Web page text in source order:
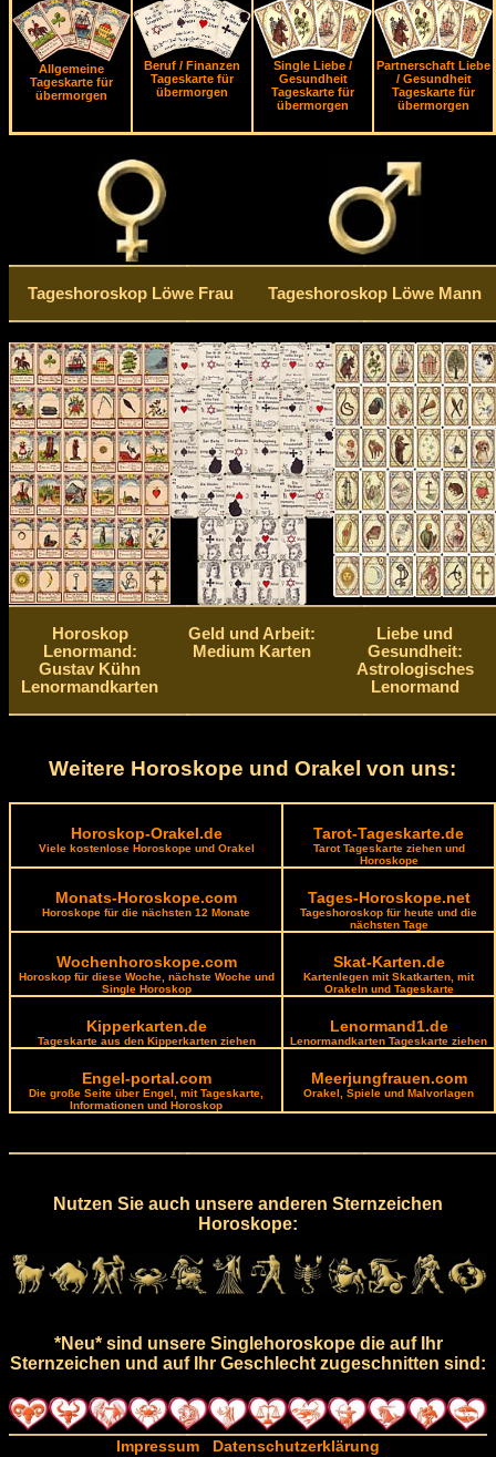
Allgemeine
Tageskarte für
übermorgen
Beruf / Finanzen
Tageskarte für
übermorgen
Single Liebe /
Gesundheit
Tageskarte für
übermorgen
Partnerschaft Liebe
/ Gesundheit
Tageskarte für
übermorgen
Tageshoroskop Löwe Frau Tageshoroskop Löwe Mann
Horoskop
Lenormand:
Gustav Kühn
Lenormandkarten
Geld und Arbeit:
Medium Karten
Liebe und
Gesundheit:
Astrologisches
Lenormand
Weitere Horoskope und Orakel von uns:
Horoskop-Orakel.de
Viele kostenlose Horoskope und Orakel
Tarot-Tageskarte.de
Tarot Tageskarte ziehen und
Horoskope
Monats-Horoskope.com
Horoskope für die nächsten 12 Monate
Tages-Horoskope.net
Tageshoroskop für heute und die
nächsten Tage
Wochenhoroskope.com
Horoskop für diese Woche, nächste Woche und
Single Horoskop
Skat-Karten.de
Kartenlegen mit Skatkarten, mit
Orakeln und Tageskarte
Kipperkarten.de
Tageskarte aus den Kipperkarten ziehen
Lenormand1.de
Lenormandkarten Tageskarte ziehen
Engel-portal.com
Die große Seite über Engel, mit Tageskarte,
Informationen und Horoskop
Meerjungfrauen.com
Orakel, Spiele und Malvorlagen
Nutzen Sie auch unsere anderen Sternzeichen
Horoskope:
*Neu* sind unsere Singlehoroskope die auf Ihr
Sternzeichen und auf Ihr Geschlecht zugeschnitten sind:
Impressum Datenschutzerklärung